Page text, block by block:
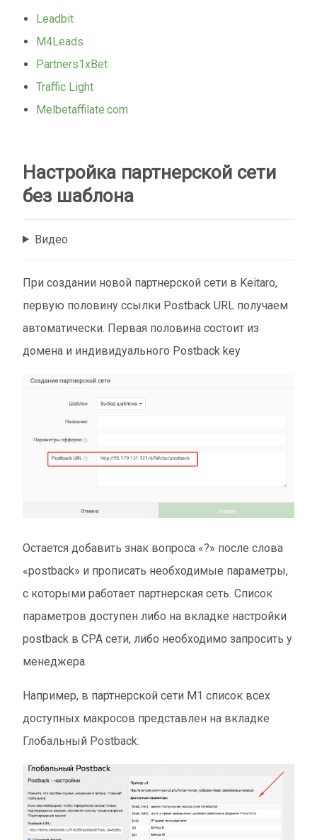
Leadbit
M4Leads
Partners1xBet
Traffic Light
Melbetaffilate.com
Настройка партнерской сети
без шаблона
Видео
При создании новой партнерской сети в Keitaro,
первую половину ссылки Postback URL получаем
автоматически. Первая половина состоит из
домена и индивидуального Postback key
Остается добавить знак вопроса «?» после слова
«postback» и прописать необходимые параметры,
с которыми работает партнерская сеть. Список
параметров доступен либо на вкладке настройки
postback в СРА сети, либо необходимо запросить у
менеджера.
Например, в партнерской сети М1 список всех
доступных макросов представлен на вкладке
Глобальный Postback: